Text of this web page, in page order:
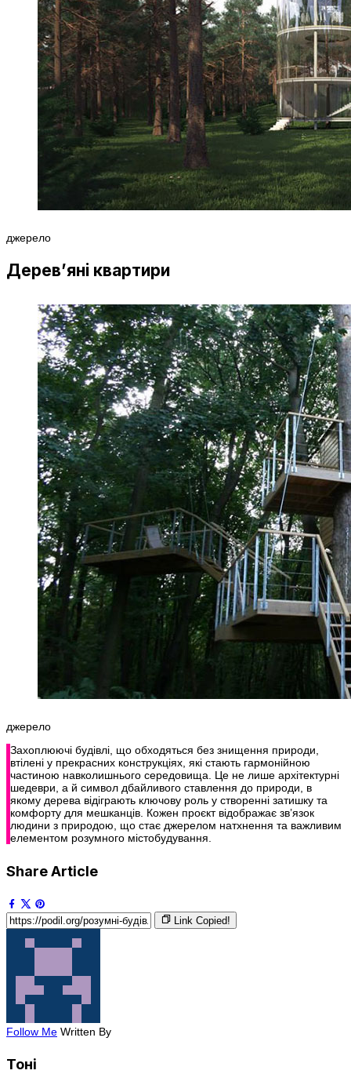
джерело
Дерев’яні квартири
джерело
Захоплюючі будівлі, що обходяться без знищення природи,
втілені у прекрасних конструкціях, які стають гармонійною
частиною навколишнього середовища. Це не лише архітектурні
шедеври, а й символ дбайливого ставлення до природи, в
якому дерева відіграють ключову роль у створенні затишку та
комфорту для мешканців. Кожен проєкт відображає зв’язок
людини з природою, що стає джерелом натхнення та важливим
елементом розумного містобудування.
Share Article
Link Copied!
Follow Me Written By
Тоні